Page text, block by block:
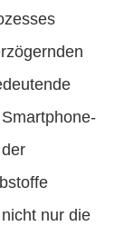
nur die